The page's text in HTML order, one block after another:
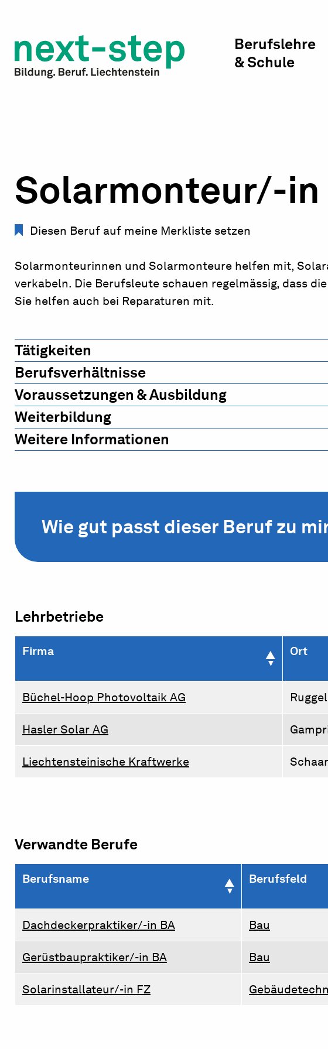
Laufbahn & Weiterbildung
Beratung & Unterstützung
Berufslehre
& Schule
Solarmonteur/-in
Diesen Beruf auf meine Merkliste setzen
Solarmonteurinnen und Solarmonteure helfen mit,
verkabeln. Die Berufsleute schauen regelmässig, dass
Sie helfen auch bei Reparaturen mit.
Tätigkeiten
Berufsverhältnisse
Voraussetzungen & Ausbildung
Weiterbildung
Weitere Informationen
Wie gut passt dieser Beruf zu
Lehrbetriebe
Firma Ort
Büchel-Hoop Photovoltaik AG
Hasler Solar AG
Liechtensteinische Kraftwerke
Verwandte Berufe
Berufsname Berufsfeld
Dachdeckerpraktiker/-in BA Bau
Gerüstbaupraktiker/-in BA Bau
Solarinstallateur/-in FZ